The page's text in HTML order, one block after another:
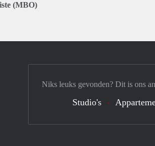
(MBO)
Niks leuks gevonden? Dit is ons
Studio's